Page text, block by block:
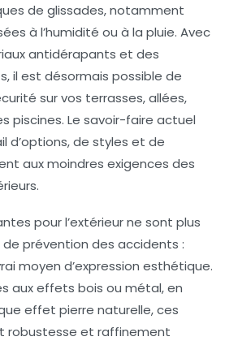
de glissades, notamment
à l’humidité ou à la pluie. Avec
antidérapants et des
il est désormais possible de
sur vos terrasses, allées,
piscines. Le savoir-faire actuel
d’options, de styles et de
aux moindres exigences des
pour l’extérieur ne sont plus
prévention des accidents :
moyen d’expression esthétique.
aux effets bois ou métal, en
effet pierre naturelle, ces
robustesse et raffinement